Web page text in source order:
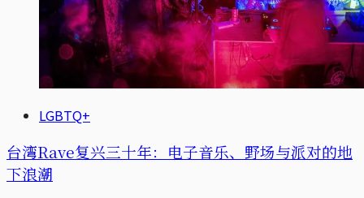
LGBTQ+
台湾Rave复兴三十年：电子音乐、野场与派对的地
下浪潮